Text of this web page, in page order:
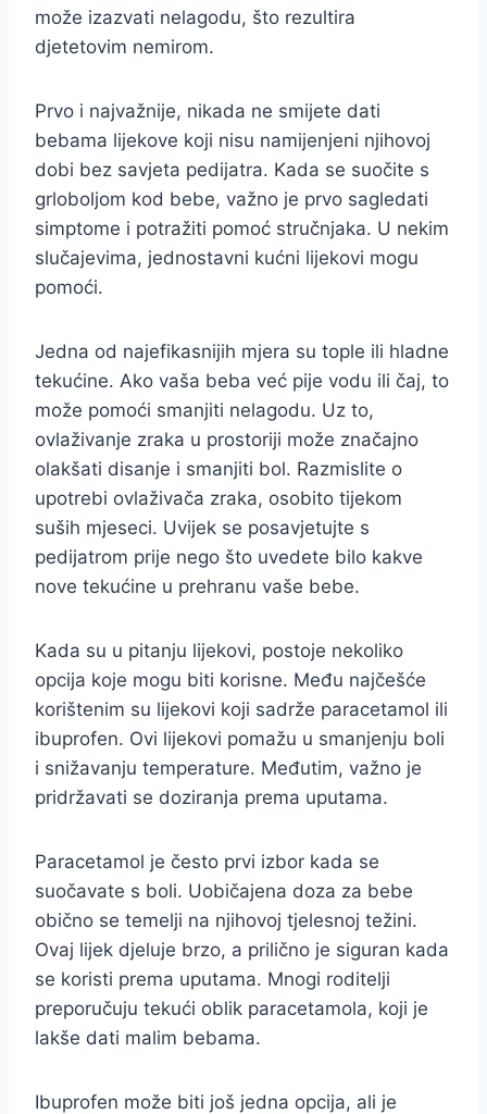
može izazvati nelagodu, što rezultira
djetetovim nemirom.
Prvo i najvažnije, nikada ne smijete dati
bebama lijekove koji nisu namijenjeni njihovoj
dobi bez savjeta pedijatra. Kada se suočite s
grloboljom kod bebe, važno je prvo sagledati
simptome i potražiti pomoć stručnjaka. U nekim
slučajevima, jednostavni kućni lijekovi mogu
pomoći.
Jedna od najefikasnijih mjera su tople ili hladne
tekućine. Ako vaša beba već pije vodu ili čaj, to
može pomoći smanjiti nelagodu. Uz to,
ovlaživanje zraka u prostoriji može značajno
olakšati disanje i smanjiti bol. Razmislite o
upotrebi ovlaživača zraka, osobito tijekom
suših mjeseci. Uvijek se posavjetujte s
pedijatrom prije nego što uvedete bilo kakve
nove tekućine u prehranu vaše bebe.
Kada su u pitanju lijekovi, postoje nekoliko
opcija koje mogu biti korisne. Među najčešće
korištenim su lijekovi koji sadrže paracetamol ili
ibuprofen. Ovi lijekovi pomažu u smanjenju boli
i snižavanju temperature. Međutim, važno je
pridržavati se doziranja prema uputama.
Paracetamol je često prvi izbor kada se
suočavate s boli. Uobičajena doza za bebe
obično se temelji na njihovoj tjelesnoj težini.
Ovaj lijek djeluje brzo, a prilično je siguran kada
se koristi prema uputama. Mnogi roditelji
preporučuju tekući oblik paracetamola, koji je
lakše dati malim bebama.
Ibuprofen može biti još jedna opcija, ali je